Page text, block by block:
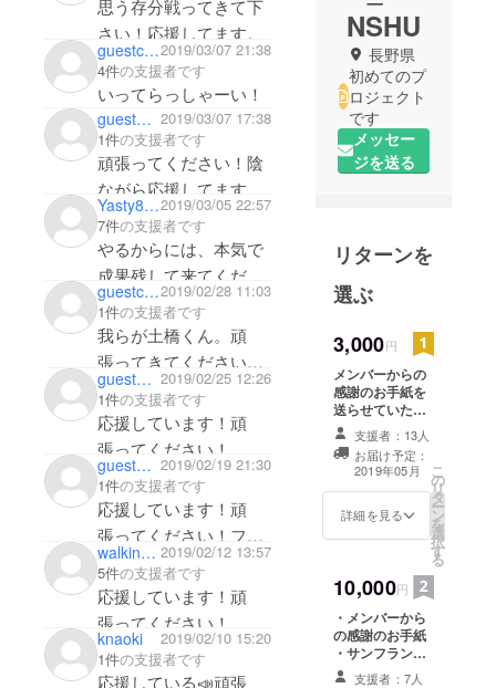
思う存分戦ってきて下
さい！応援してます。
guestc03150d7bd2019/03/07 21:38
4件の支援者です
いってらっしゃーい！
guest63e7a3c6b2 2019/03/07 17:38
1件の支援者です
頑張ってください！陰
ながら応援してます。
世界に立ち向かってく
ださい！
Yasty8842019/03/05 22:57
7件の支援者です
やるからには、本気で
成果残して来てくださ
いね。
プレゼンもしっかり準
備して、内容もつめら
れるだけつめて！応援
しています！頑張って
ください！
guestcf9e9ebccd2019/02/28 11:03
1件の支援者です
我らが土橋くん。頑
張ってきてください。
みんなが楽しい英語教
育に向けて！
guest49daf44d08 2019/02/25 12:26
1件の支援者です
応援しています！頑
張ってください！
guest4048b331d1 2019/02/19 21:30
1件の支援者です
応援しています！頑
張ってください！フ
レー、フレー、頑張
れ！
walkingthrough 2019/02/12 13:57
5件の支援者です
応援しています！頑
張ってください！
knaoki
2019/02/10 15:20
1件の支援者です
応援している📣頑張
NSHU
長野県
初めてのプ
ロジェクト
です
メッセー
ジを送る
リターンを
選ぶ
3,000円
メンバーからの
感謝のお手紙を
送らせていただ
きます！
支援者：13人
お届け予定：
2019年05月
詳細を見る
こ
の
リ
タ
ー
ン
を
選
択
す
る
10,000円
・メンバーから
の感謝のお手紙
・サンフランシ
スコでの活動記
支援者：7人